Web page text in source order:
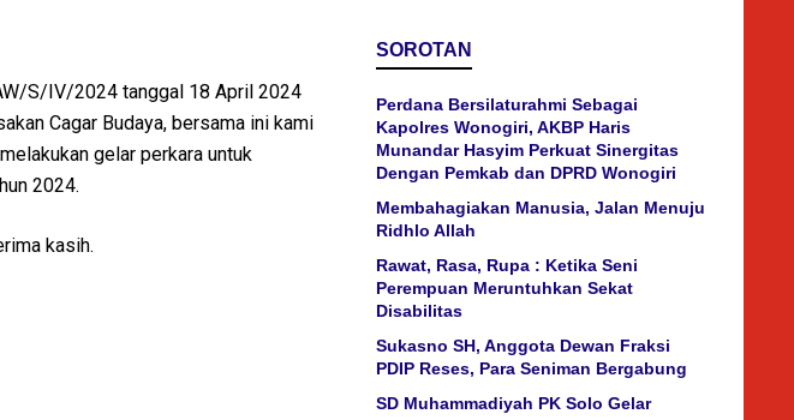
S/IV/2024 tanggal 18 April 2024
Cagar Budaya, bersama ini kami
gelar perkara untuk
2024.
kasih.
SOROTAN
Perdana Bersilaturahmi Sebagai
Kapolres Wonogiri, AKBP Haris
Munandar Hasyim Perkuat Sinergitas
Dengan Pemkab dan DPRD Wonogiri
Membahagiakan Manusia, Jalan Menuju
Ridhlo Allah
Rawat, Rasa, Rupa : Ketika Seni
Perempuan Meruntuhkan Sekat
Disabilitas
Sukasno SH, Anggota Dewan Fraksi
PDIP Reses, Para Seniman Bergabung
SD Muhammadiyah PK Solo Gelar